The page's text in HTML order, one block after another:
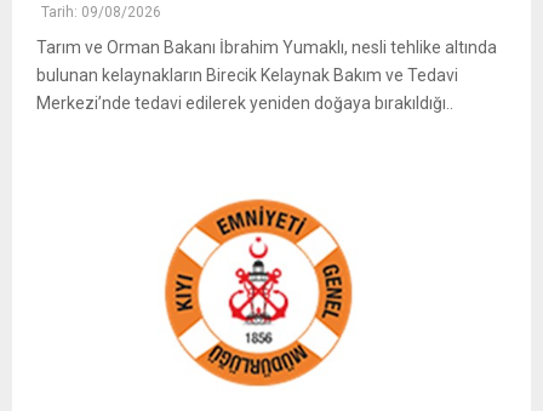
Tarih: 09/08/2026
Tarım ve Orman Bakanı İbrahim Yumaklı, nesli tehlike altında
bulunan kelaynakların Birecik Kelaynak Bakım ve Tedavi
Merkezi’nde tedavi edilerek yeniden doğaya bırakıldığı..